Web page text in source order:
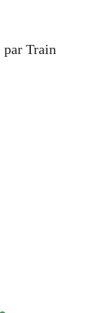
par Train